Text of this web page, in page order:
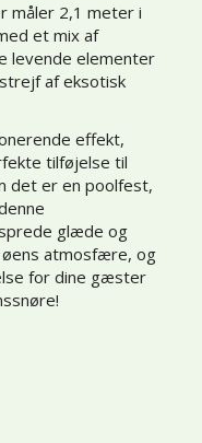
måler 2,1 meter i
et mix af
levende elementer
af eksotisk
effekt,
tilføjelse til
det er en poolfest,
glæde og
øens atmosfære, og
for dine gæster